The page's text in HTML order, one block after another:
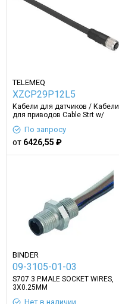
TELEMEQ
XZCP29P12L5
Кабели для датчиков / Кабели
для приводов Cable Strt w/
По запросу
от 6426,55 ₽
BINDER
09-3105-01-03
S707 3 P.MALE SOCKET WIRES,
3X0.25MM
Нет в наличии